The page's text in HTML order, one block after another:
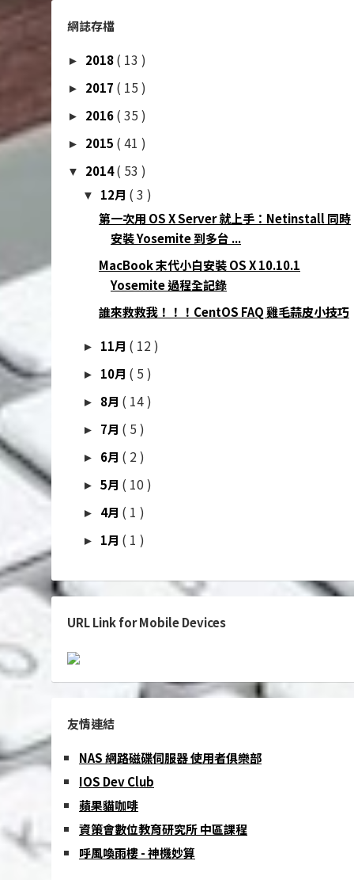
網誌存檔
► 2018( 13 )
► 2017 ( 15 )
► 2016( 35 )
► 2015 ( 41 )
▼ 2014( 53 )
▼ 12月 ( 3 )
第一次用 OS X Server 就上手：Netinstall 同時
安裝 Yosemite 到多台 ...
MacBook 末代小白安裝 OS X 10.10.1
Yosemite 過程全記錄
誰來救救我！！！CentOS FAQ 雞毛蒜皮小技巧
► 11月 ( 12 )
► 10月 ( 5 )
► 8月 ( 14 )
► 7月 ( 5 )
► 6月 ( 2 )
►5月 ( 10 )
► 4月 ( 1 )
► 1月 ( 1 )
URL Link for Mobile Devices
友情連結
NAS 網路磁碟伺服器 使用者俱樂部
IOS Dev Club
蘋果貓咖啡
資策會數位教育研究所 中區課程
呼風喚雨樓 - 神機妙算